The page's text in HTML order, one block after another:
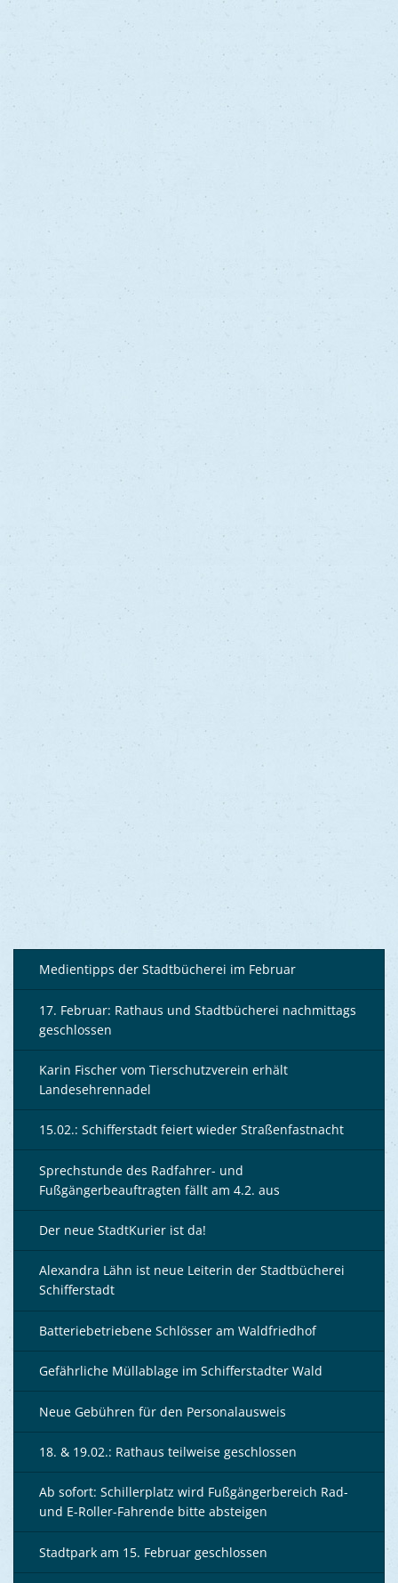
Medientipps der Stadtbücherei im Februar
17. Februar: Rathaus und Stadtbücherei nachmittags
geschlossen
Karin Fischer vom Tierschutzverein erhält
Landesehrennadel
15.02.: Schifferstadt feiert wieder Straßenfastnacht
Sprechstunde des Radfahrer- und
Fußgängerbeauftragten fällt am 4.2. aus
Der neue StadtKurier ist da!
Alexandra Lähn ist neue Leiterin der Stadtbücherei
Schifferstadt
Batteriebetriebene Schlösser am Waldfriedhof
Gefährliche Müllablage im Schifferstadter Wald
Neue Gebühren für den Personalausweis
18. & 19.02.: Rathaus teilweise geschlossen
Ab sofort: Schillerplatz wird Fußgängerbereich Rad-
und E-Roller-Fahrende bitte absteigen
Stadtpark am 15. Februar geschlossen